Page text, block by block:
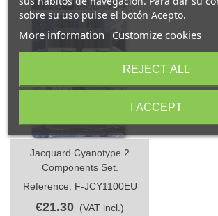
Jacquard Cyanotype 2
Components Set.
Reference: F-JCY1100EU
€21.30 (VAT incl.)
sobre su uso pulse el botón Acepto.
More information Customize cookies
REJECT ALL
I ACCEPT